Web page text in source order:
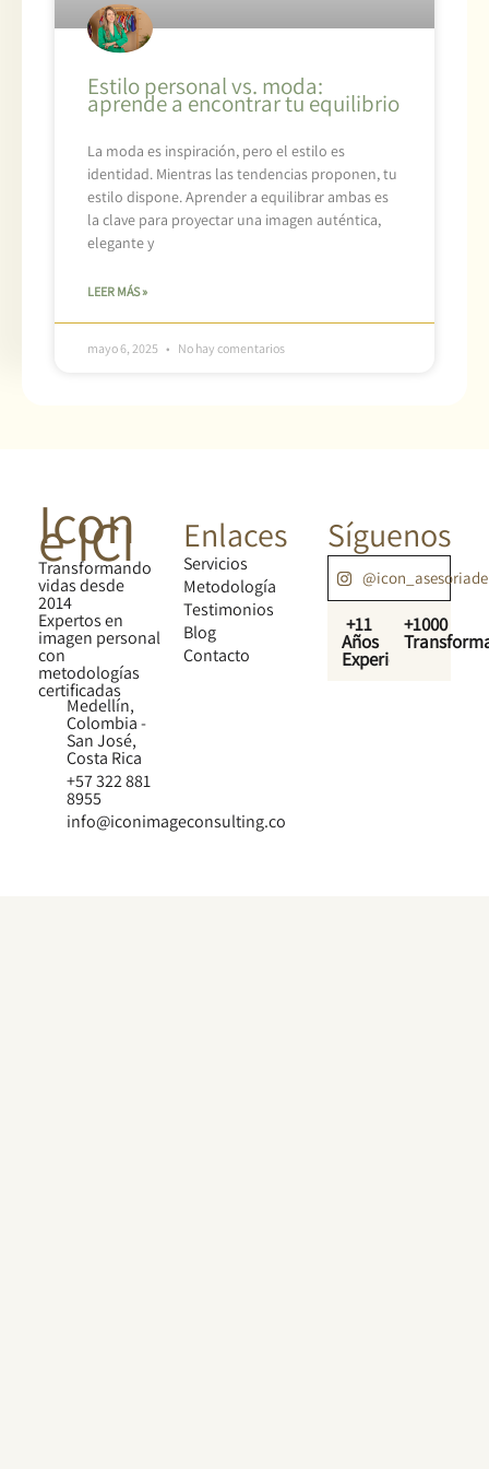
Estilo personal vs. moda:
aprende a encontrar tu equilibrio
La moda es inspiración, pero el estilo es
identidad. Mientras las tendencias proponen, tu
estilo dispone. Aprender a equilibrar ambas es
la clave para proyectar una imagen auténtica,
elegante y
LEER MÁS »
mayo 6, 2025 No hay comentarios
Icon
e ICI
Transformando
vidas desde
2014
Expertos en
imagen personal
con
metodologías
certificadas
Medellín,
Colombia -
San José,
Costa Rica
+57 322 881
8955
info@iconimageconsulting.co
Enlaces
Servicios
Metodología
Testimonios
Blog
Contacto
Síguenos
+11
Años
Experiencia
+1000